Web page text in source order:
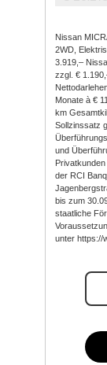
Nissan
2WD,
3.919,–
zzgl. €
Monate à €
km
Sollzinssatz
und
der RCI
bis zum
staatliche
unter https://